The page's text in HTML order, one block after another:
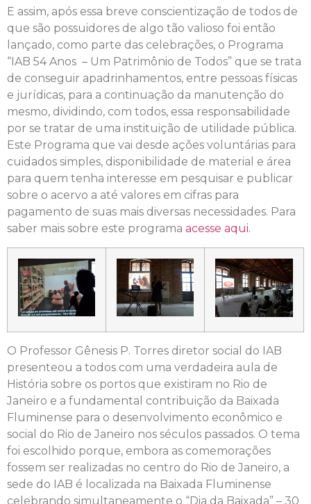
E assim, após essa breve conscientização de todos de
que são possuidores de algo tão valioso foi então
lançado, como parte das celebrações, o Programa
“IAB 54 Anos – Um Patrimônio de Todos” que se trata
de conseguir apadrinhamentos, entre pessoas físicas
e jurídicas, para a continuação da manutenção do
mesmo, dividindo, com todos, essa responsabilidade
por se tratar de uma instituição de utilidade pública.
Este Programa que vai desde ações voluntárias para
cuidados simples, disponibilidade de material e área
para quem tenha interesse em pesquisar e publicar
sobre o acervo a até valores em cifras para
pagamento de suas mais diversas necessidades. Para
saber mais sobre este programa acesse aqui.
O Professor Gênesis P. Torres diretor social do IAB
presenteou a todos com uma verdadeira aula de
História sobre os portos que existiram no Rio de
Janeiro e a fundamental contribuição da Baixada
Fluminense para o desenvolvimento econômico e
social do Rio de Janeiro nos séculos passados. O tema
foi escolhido porque, embora as comemorações
fossem ser realizadas no centro do Rio de Janeiro, a
sede do IAB é localizada na Baixada Fluminense
celebrando simultaneamente o “Dia da Baixada” – 30